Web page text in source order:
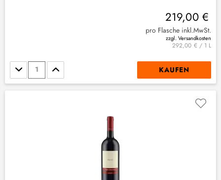
219,00 €
pro Flasche inkl.MwSt.
zzgl. Versandkosten
292,00 € / 1 L
Stückzahl KAUFEN